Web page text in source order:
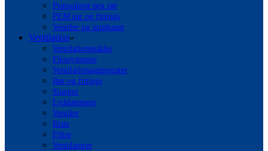
Præisoleret pex rør
PEM rør og fittings
Ventiler og stophaner
Ventilation
Ventilationspakke
Flexsystemer
Ventilationsaggregater
Rør og fittings
Slanger
Lyddæmpere
Ventiler
Riste
Filtre
Ventilatorer